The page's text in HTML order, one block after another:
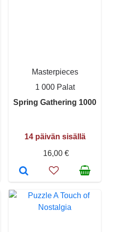
Masterpieces
1 000 Palat
Spring Gathering 1000
14 päivän sisällä
16,00 €